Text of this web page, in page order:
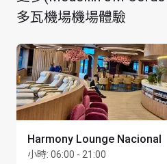
多瓦機場機場體驗
Harmony Lounge Nacional
小時: 06:00 - 21:00